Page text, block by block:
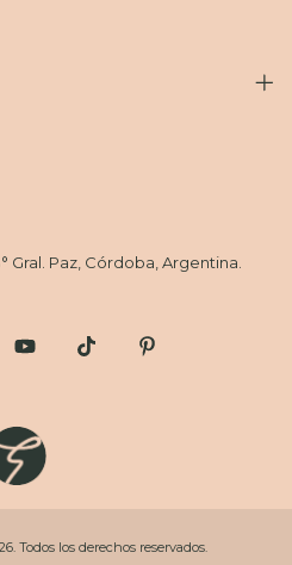
Gral. Paz, Córdoba, Argentina.
Todos los derechos reservados.